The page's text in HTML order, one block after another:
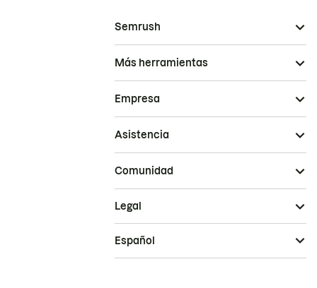
Semrush
Más herramientas
Empresa
Asistencia
Comunidad
Legal
Español